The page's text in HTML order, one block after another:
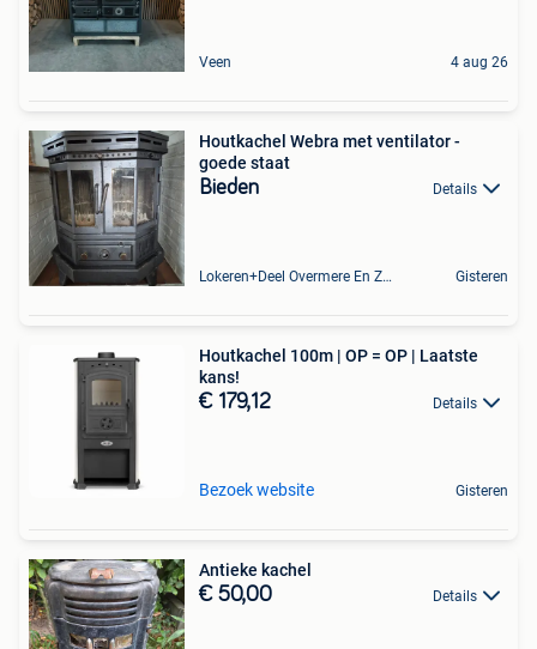
Veen 4 aug 26
Houtkachel Webra met ventilator -
goede staat
Bieden Details
Lokeren+Deel Overmere En Zele Gisteren
Houtkachel 100m | OP = OP | Laatste
kans!
€ 179,12 Details
Bezoek website Gisteren
Antieke kachel
€ 50,00 Details